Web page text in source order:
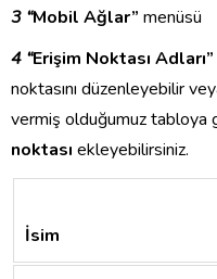
3 “Mobil Ağlar” menüsü
4 “Erişim Noktası Adları”
noktasını düzenleyebilir
vermiş olduğumuz tabloya
noktası ekleyebilirsiniz.
İsim